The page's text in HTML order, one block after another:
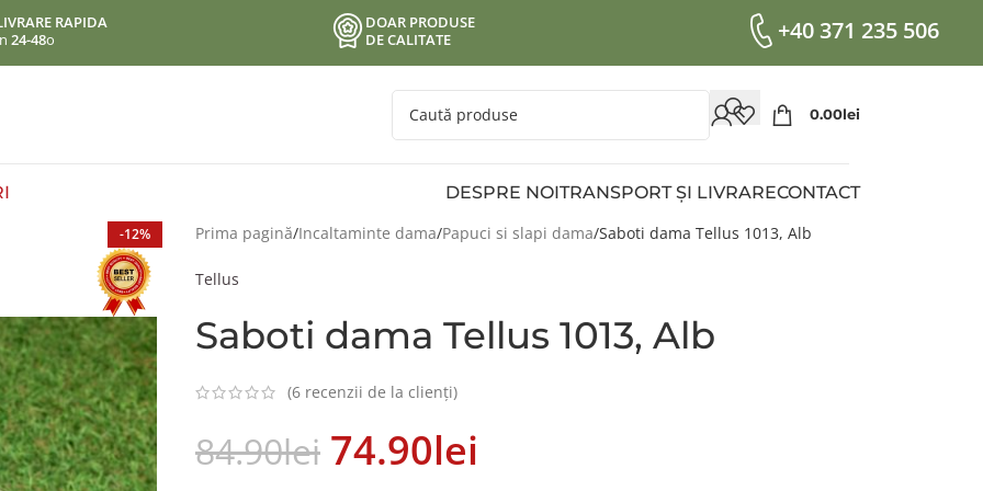
RAPIDA
24-48o
DOAR PRODUSE
DE CALITATE
+40 371 235 506
0.00Lei
DESPRE NOITRANSPORT ȘI LIVRARECONTACT
-12% Prima pagină Incaltaminte dama Papuci si slapi dama Saboti dama Tellus 1013, Alb
Tellus
Saboti dama Tellus 1013, Alb
(6recenzii de la clienți)
84.90Lei 74.90Lei